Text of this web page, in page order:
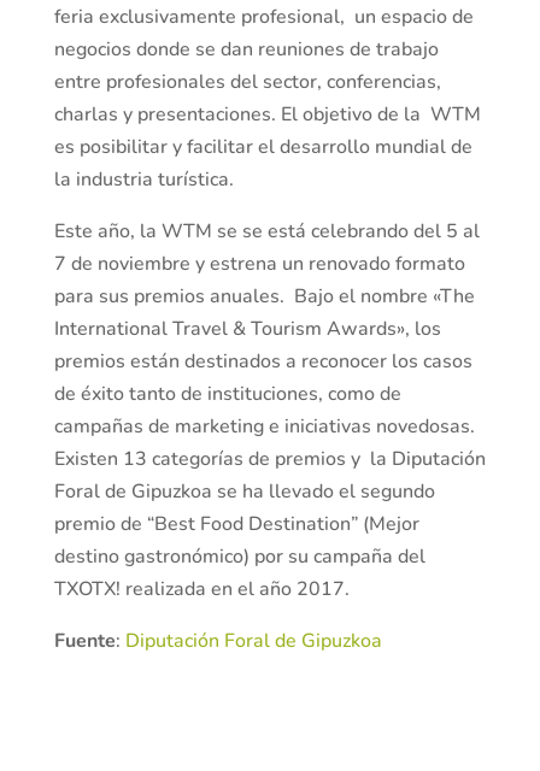
feria exclusivamente profesional, un espacio de
negocios donde se dan reuniones de trabajo
entre profesionales del sector, conferencias,
charlas y presentaciones. El objetivo de la WTM
es posibilitar y facilitar el desarrollo mundial de
la industria turística.
Este año, la WTM se se está celebrando del 5 al
7 de noviembre y estrena un renovado formato
para sus premios anuales. Bajo el nombre «The
International Travel & Tourism Awards», los
premios están destinados a reconocer los casos
de éxito tanto de instituciones, como de
campañas de marketing e iniciativas novedosas.
Existen 13 categorías de premios y la Diputación
Foral de Gipuzkoa se ha llevado el segundo
premio de “Best Food Destination” (Mejor
destino gastronómico) por su campaña del
TXOTX! realizada en el año 2017.
Fuente: Diputación Foral de Gipuzkoa